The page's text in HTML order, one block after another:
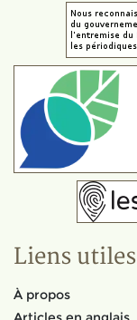
Liens utiles
À propos